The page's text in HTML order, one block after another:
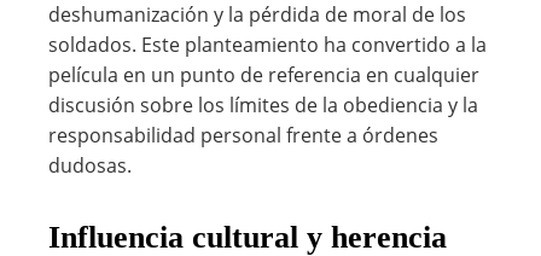
deshumanización y la pérdida de moral de los
soldados. Este planteamiento ha convertido a la
película en un punto de referencia en cualquier
discusión sobre los límites de la obediencia y la
responsabilidad personal frente a órdenes
dudosas.
Influencia cultural y herencia